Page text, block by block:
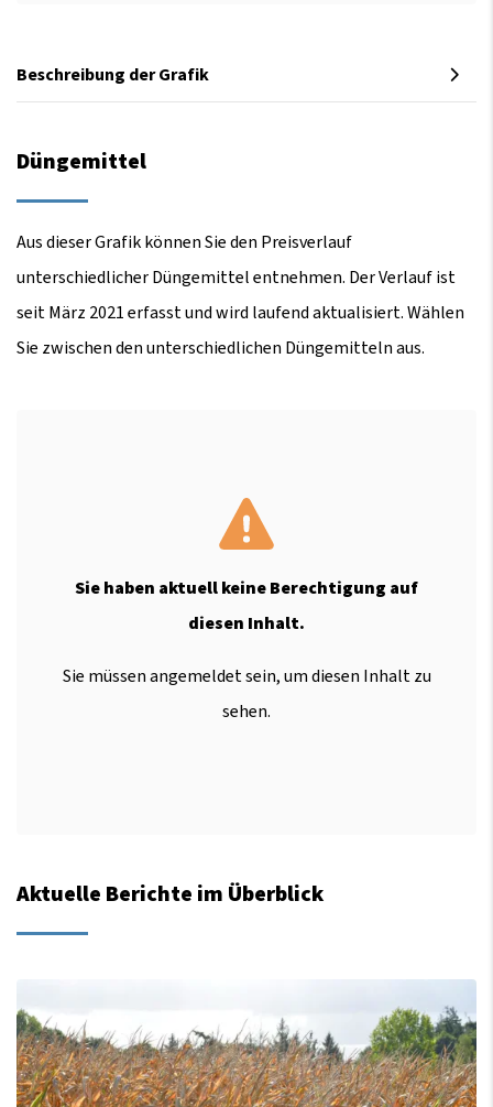
Beschreibung der Grafik
Düngemittel
Aus dieser Grafik können Sie den Preisverlauf
unterschiedlicher Düngemittel entnehmen. Der Verlauf ist
seit März 2021 erfasst und wird laufend aktualisiert. Wählen
Sie zwischen den unterschiedlichen Düngemitteln aus.
Sie haben aktuell keine Berechtigung auf
diesen Inhalt.
Sie müssen angemeldet sein, um diesen Inhalt zu
sehen.
Aktuelle Berichte im Überblick